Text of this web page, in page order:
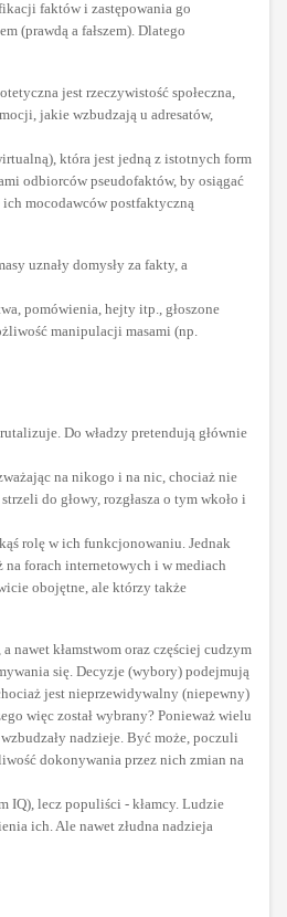
faktów i zastępowania go
(prawdą a fałszem). Dlatego
jest rzeczywistość społeczna,
jakie wzbudzają u adresatów,
która jest jedną z istotnych form
odbiorców pseudofaktów, by osiągać
mocodawców postfaktyczną
uznały domysły za fakty, a
pomówienia, hejty itp., głoszone
manipulacji masami (np.
Do władzy pretendują głównie
na nikogo i na nic, chociaż nie
do głowy, rozgłasza o tym wkoło i
rolę w ich funkcjonowaniu. Jednak
forach internetowych i w mediach
obojętne, ale którzy także
kłamstwom oraz częściej cudzym
się. Decyzje (wybory) podejmują
jest nieprzewidywalny (niepewny)
więc został wybrany? Ponieważ wielu
nadzieje. Być może, poczuli
dokonywania przez nich zmian na
IQ), lecz populiści - kłamcy. Ludzie
ich. Ale nawet złudna nadzieja